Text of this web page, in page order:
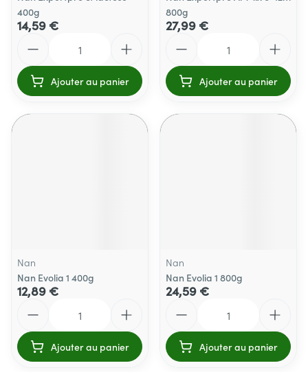
400g
14,59 €
Ajouter au panier
800g
27,99 €
Ajouter au panier
Nan
Nan Evolia 1 400g
12,89 €
Ajouter au panier
Nan
Nan Evolia 1 800g
24,59 €
Ajouter au panier